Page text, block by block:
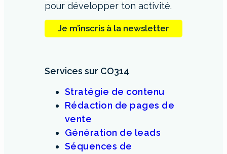
pour développer ton activité.
Je m’inscris à la newsletter
Services sur CO314
Stratégie de contenu
Rédaction de pages de
vente
Génération de leads
Séquences de